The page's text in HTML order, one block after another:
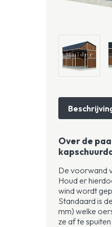
Over de
De voorwand
Houd er
wind wordt
Standaard is
mm) welke
ze af te